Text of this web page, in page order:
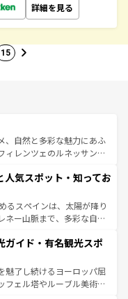
詳細を見る
15
、自然と多彩な魅力にあふ
ィレンツェのルネッサンス
風景やアマルフィ海岸の絶
観光の合間には、本場の
リア料理を堪能することも
まで、すべての瞬間を楽し
ンテンツ一覧を参照してほ
人気スポット・知ってお
るスペインは、太陽が降り
ネー山脈まで、多彩な自然
なフラメンコ、熱気あふ
が生活の一部となってい
た雰囲気や、バルセロナの
では古代ローマ遺跡や中世
ガイド・有名観光スポ
魅了し続けるヨーロッパ屈
フェル塔やルーブル美術館